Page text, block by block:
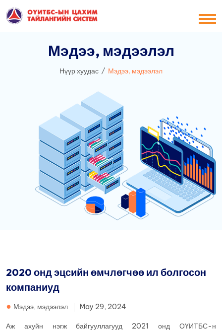
Мэдээ, мэдээлэл
Нүүр хуудас Мэдээ, мэдээлэл
2020 онд эцсийн өмчлөгчөө ил болгосон
компаниуд
Мэдээ, мэдээлэл May 29, 2024
Аж ахуйн нэгж байгууллагууд 2021 онд ОҮИТБС-н